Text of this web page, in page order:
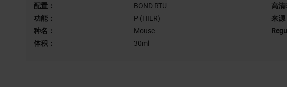
配置：
BOND RTU 高清
功能：
P (HIER) 来源
种名：
Mouse
体积：
30ml